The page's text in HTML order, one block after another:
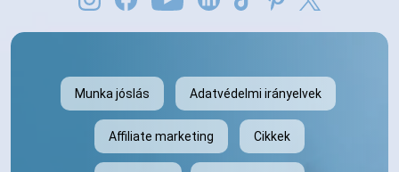
Munka jóslás Adatvédelmi irányelvek
Affiliate marketing Cikkek